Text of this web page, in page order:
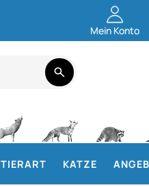
Mein Konto
TIERART KATZE